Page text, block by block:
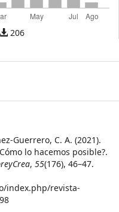
206
Guerrero, C. A. (2021).
lo hacemos posible?.
, 55(176), 46–47.
index.php/revista-